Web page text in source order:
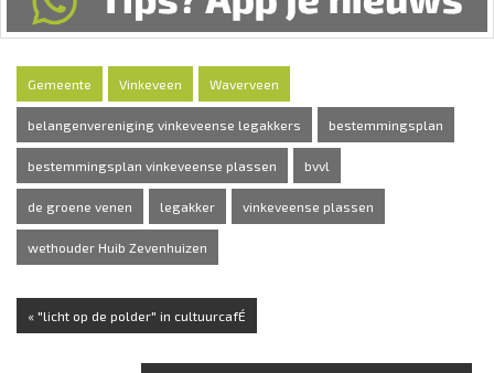
Gemeente Vinkeveen Waverveen
belangenvereniging vinkeveense legakkers bestemmingsplan
bestemmingsplan vinkeveense plassen bvvl
de groene venen legakker vinkeveense plassen
wethouder Huib Zevenhuizen
« "licht op de polder" in cultuurcafÉ